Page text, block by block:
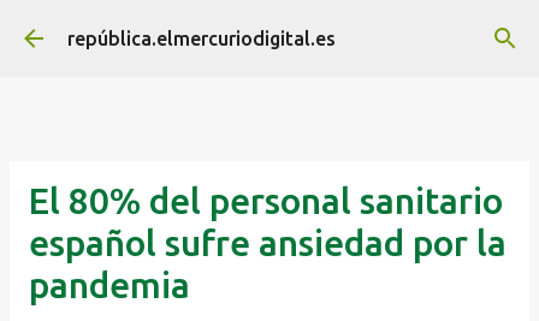
Ir al contenido principal
república.elmercuriodigital.es
El 80% del personal sanitario
español sufre ansiedad por la
pandemia